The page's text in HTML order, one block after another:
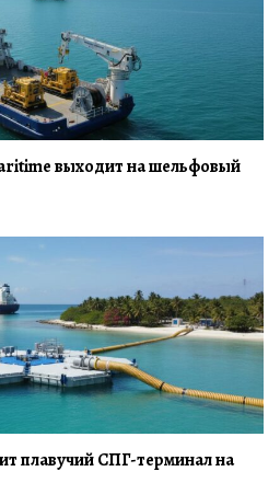
выходит на шельфовый
плавучий СПГ-терминал на